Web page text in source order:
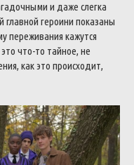
и даже слегка
героини показаны
переживания кажутся
что-то тайное, не
как это происходит,